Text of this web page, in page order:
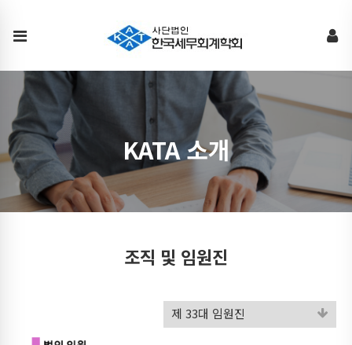
직
진
KATA 소개
조직 및 임원진
제 33대 임원진